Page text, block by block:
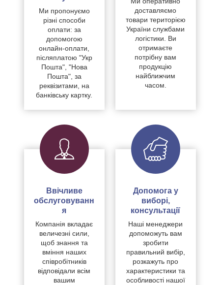
Ми пропонуємо
різні способи
оплати: за
допомогою
онлайн-оплати,
післяплатою "Укр
Пошта", "Нова
Пошта", за
реквізитами, на
банківську картку.
доставляємо
товари територією
України службами
логістики. Ви
отримаєте
потрібну вам
продукцію
найближчим
часом.
Ввічливе
обслуговуванн
я
Компанія вкладає
величезні сили,
щоб знання та
вміння наших
співробітників
відповідали всім
вашим
Допомога у
виборі,
консультації
Наші менеджери
допоможуть вам
зробити
правильний вибір,
розкажуть про
характеристики та
особливості нашої